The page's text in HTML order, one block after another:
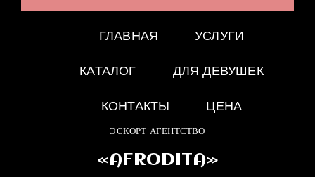
ГЛАВНАЯ УСЛУГИ
КАТАЛОГ ДЛЯ ДЕВУШЕК
КОНТАКТЫ ЦЕНА
ЭСКОРТ АГЕНТСТВО
«AFRODITA»